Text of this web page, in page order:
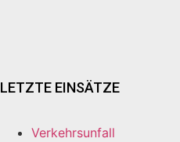
LETZTE EINSÄTZE
Verkehrsunfall